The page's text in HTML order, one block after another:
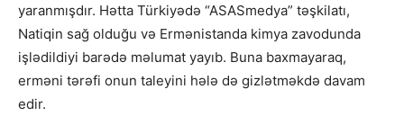
yaranmışdır. Hətta Türkiyədə “ASASmedya” təşkilatı,
Natiqin sağ olduğu və Ermənistanda kimya zavodunda
işlədildiyi barədə məlumat yayıb. Buna baxmayaraq,
erməni tərəfi onun taleyini hələ də gizlətməkdə davam
edir.